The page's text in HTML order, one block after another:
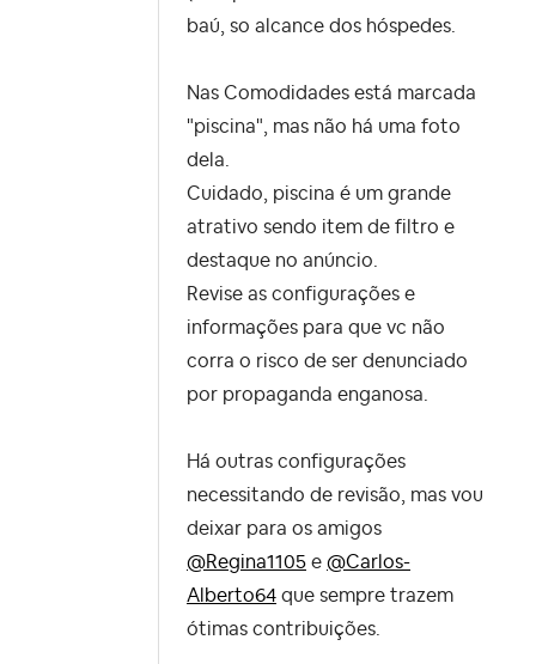
baú, so alcance dos hóspedes.
Nas Comodidades está marcada
"piscina", mas não há uma foto
dela.
Cuidado, piscina é um grande
atrativo sendo item de filtro e
destaque no anúncio.
Revise as configurações e
informações para que vc não
corra o risco de ser denunciado
por propaganda enganosa.
Há outras configurações
necessitando de revisão, mas vou
deixar para os amigos
@Regina1105 e @Carlos-
Alberto64 que sempre trazem
ótimas contribuições.